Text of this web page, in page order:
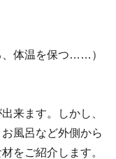
、体温を保つ……）
来ます。しかし、
風呂など外側から
をご紹介します。